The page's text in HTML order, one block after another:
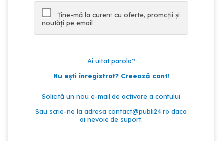
Ține-mă la curent cu oferte, promoții și
noutăți pe email
Ai uitat parola?
Nu ești înregistrat? Creează cont!
Solicită un nou e-mail de activare a contului
Sau scrie-ne la adresa contact@publi24.ro daca
ai nevoie de suport.